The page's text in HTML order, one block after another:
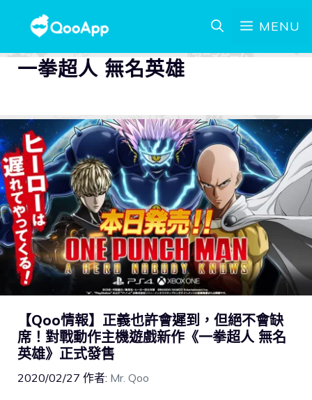
MENU
一拳超人 無名英雄
【Qoo情報】正義也許會遲到，但絕不會缺
席！對戰動作主機遊戲新作《一拳超人 無名
英雄》正式發售
2020/02/27 作者: Mr. Qoo